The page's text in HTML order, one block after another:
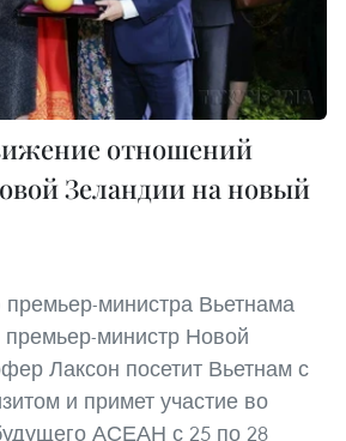
отношений
Зеландии на новый
министра Вьетнама
министр Новой
Лаксон посетит Вьетнам с
и примет участие во
АСЕАН с 25 по 28